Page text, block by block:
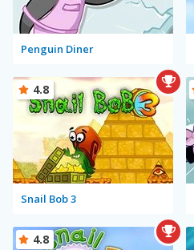
Penguin Diner
Snail Bob 3
4.8
4.8